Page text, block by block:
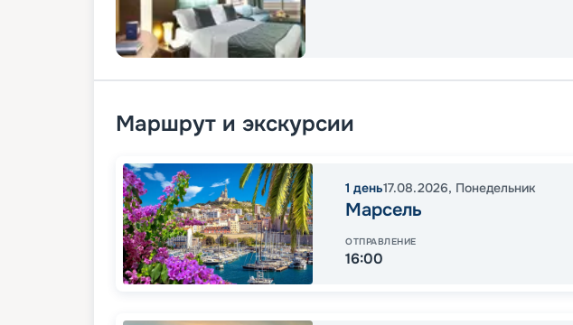
Маршрут и экскурсии
1 день17.08.2026, Понедельник
Марсель
ОТПРАВЛЕНИЕ
16:00